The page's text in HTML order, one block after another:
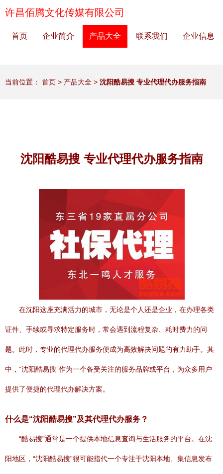
许昌佰腾文化传媒有限公司
首页 企业简介 产品大全 联系我们 企业信息
当前位置： 首页 > 产品大全 > 沈阳酷易搜 专业代理代办服务指南
沈阳酷易搜 专业代理代办服务指南
在沈阳这座充满活力的城市，无论是个人还是企业，在办理各类
证件、手续或寻求特定服务时，常会遇到流程复杂、耗时费力的问
题。此时，专业的代理代办服务便成为高效解决问题的有力助手。其
中，“沈阳酷易搜”作为一个备受关注的服务品牌或平台，为众多用户
提供了便捷的代理代办解决方案。
什么是“沈阳酷易搜”及其代理代办服务？
“酷易搜”通常是一个提供本地信息查询与生活服务的平台。在沈
阳地区，“沈阳酷易搜”很可能指代一个专注于沈阳本地、集信息发布